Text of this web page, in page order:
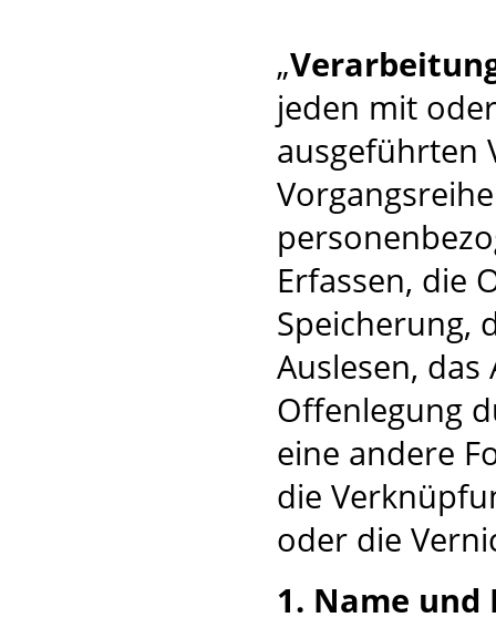
„
jeden mit
ausgeführten
Erfassen, die
Speicherung,
Auslesen,
Offenlegung
eine andere
die
oder die
1. Name